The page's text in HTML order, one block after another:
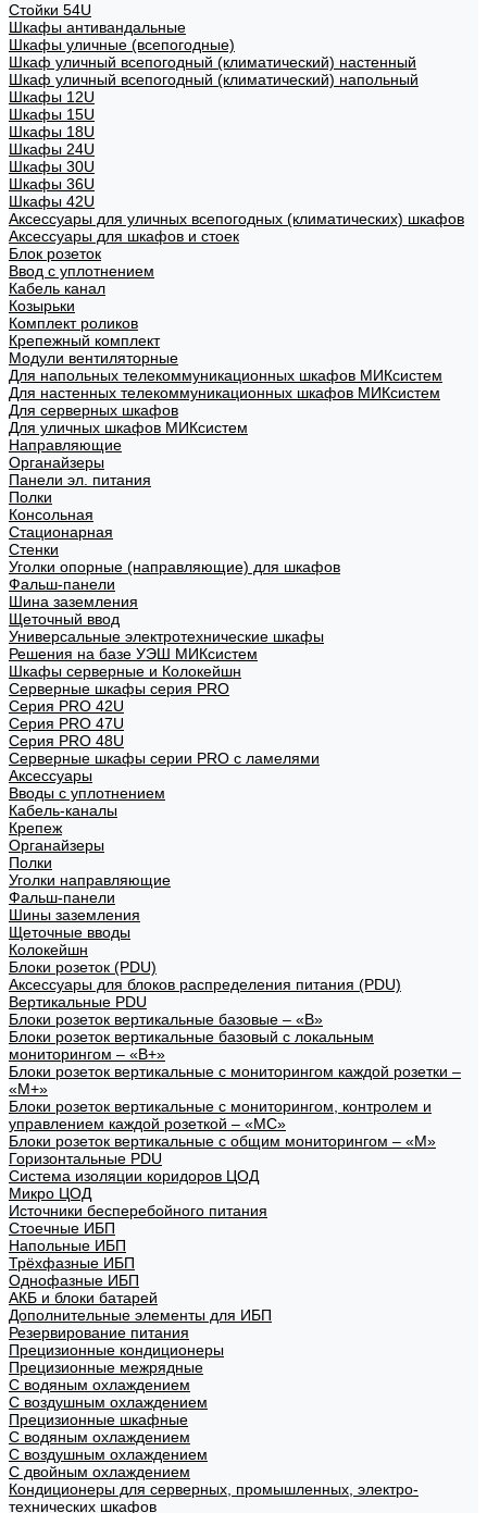
Стойки 54U
Шкафы антивандальные
Шкафы уличные (всепогодные)
Шкаф уличный всепогодный (климатический) настенный
Шкаф уличный всепогодный (климатический) напольный
Шкафы 12U
Шкафы 15U
Шкафы 18U
Шкафы 24U
Шкафы 30U
Шкафы 36U
Шкафы 42U
Аксессуары для уличных всепогодных (климатических) шкафов
Аксессуары для шкафов и стоек
Блок розеток
Ввод с уплотнением
Кабель канал
Козырьки
Комплект роликов
Крепежный комплект
Модули вентиляторные
Для напольных телекоммуникационных шкафов МИКсистем
Для настенных телекоммуникационных шкафов МИКсистем
Для серверных шкафов
Для уличных шкафов МИКсистем
Направляющие
Органайзеры
Панели эл. питания
Полки
Консольная
Стационарная
Стенки
Уголки опорные (направляющие) для шкафов
Фальш-панели
Шина заземления
Щеточный ввод
Универсальные электротехнические шкафы
Решения на базе УЭШ МИКсистем
Шкафы серверные и Колокейшн
Серверные шкафы серия PRO
Серия PRO 42U
Серия PRO 47U
Серия PRO 48U
Серверные шкафы серии PRO с ламелями
Аксессуары
Вводы с уплотнением
Кабель-каналы
Крепеж
Органайзеры
Полки
Уголки направляющие
Фальш-панели
Шины заземления
Щеточные вводы
Колокейшн
Блоки розеток (PDU)
Аксессуары для блоков распределения питания (PDU)
Вертикальные PDU
Блоки розеток вертикальные базовые – «В»
Блоки розеток вертикальные базовый с локальным
мониторингом – «В+»
Блоки розеток вертикальные с мониторингом каждой розетки –
«М+»
Блоки розеток вертикальные с мониторингом, контролем и
управлением каждой розеткой – «МС»
Блоки розеток вертикальные с общим мониторингом – «М»
Горизонтальные PDU
Система изоляции коридоров ЦОД
Микро ЦОД
Источники бесперебойного питания
Стоечные ИБП
Напольные ИБП
Трёхфазные ИБП
Однофазные ИБП
АКБ и блоки батарей
Дополнительные элементы для ИБП
Резервирование питания
Прецизионные кондиционеры
Прецизионные межрядные
С водяным охлаждением
С воздушным охлаждением
Прецизионные шкафные
С водяным охлаждением
С воздушным охлаждением
С двойным охлаждением
Кондиционеры для серверных, промышленных, электро-
технических шкафов